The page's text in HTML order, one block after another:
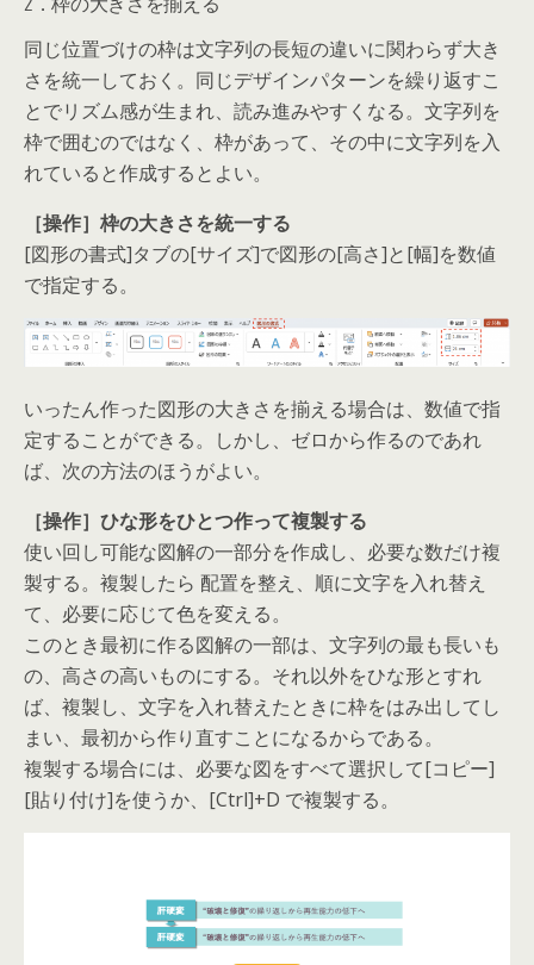
同じ位置づけの枠は文字列の長短の違いに関わらず大き
さを統一しておく。同じデザインパターンを繰り返すこ
とでリズム感が生まれ、読み進みやすくなる。文字列を
枠で囲むのではなく、枠があって、その中に文字列を入
れていると作成するとよい。
［操作］枠の大きさを統一する
[図形の書式]タブの[サイズ]で図形の[高さ]と[幅]を数値
で指定する。
いったん作った図形の大きさを揃える場合は、数値で指
定することができる。しかし、ゼロから作るのであれ
ば、次の方法のほうがよい。
［操作］ひな形をひとつ作って複製する
使い回し可能な図解の一部分を作成し、必要な数だけ複
製する。複製したら 配置を整え、順に文字を入れ替え
て、必要に応じて色を変える。
このとき最初に作る図解の一部は、文字列の最も長いも
の、高さの高いものにする。それ以外をひな形とすれ
ば、複製し、文字を入れ替えたときに枠をはみ出してし
まい、最初から作り直すことになるからである。
複製する場合には、必要な図をすべて選択して[コピー]
[貼り付け]を使うか、[Ctrl]+D で複製する。